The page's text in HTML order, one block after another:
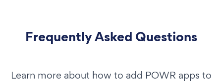
Frequently Asked Questions
Learn more about how to add POWR apps to